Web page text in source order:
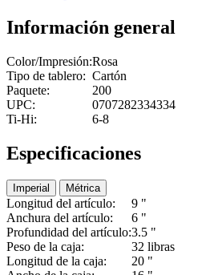
Información general
Color/Impresión:Rosa
Tipo de tablero: Cartón
Paquete:
200
UPC:
0707282334334
Ti-Hi:
6-8
Especificaciones
Imperial Métrica
Longitud del artículo:
9 "
Anchura del artículo:
6 "
Profundidad del artículo:3.5 "
Peso de la caja:
32 libras
Longitud de la caja:
20 "